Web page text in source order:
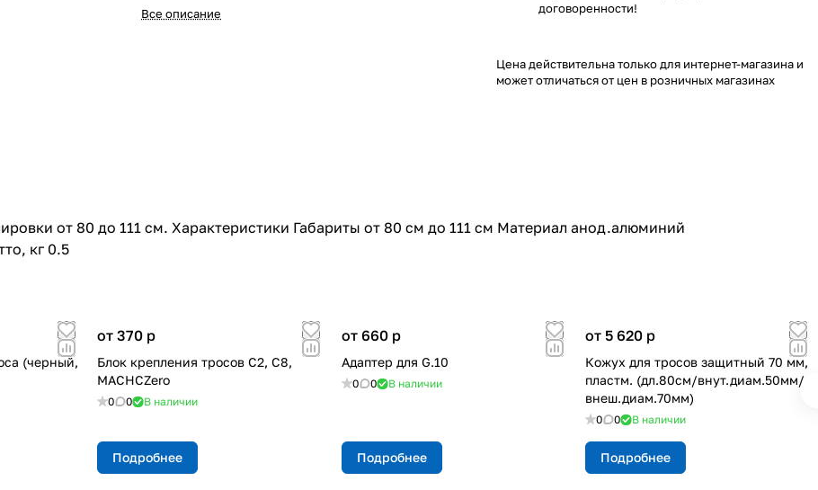
Все описание
договоренности!
Цена действительна только для интернет-магазина и
может отличаться от цен в розничных магазинах
от 80 до 111 см. Характеристики Габариты от 80 см до 111 см Материал анод.алюминий
кг 0.5
(черный,
от 370 p
Блок крепления тросов C2, C8,
MACHCZero
0 0 В наличии
Подробнее
от 660 p
Адаптер для G.10
0 0 В наличии
Подробнее
от 5 620 p
Кожух для тросов защитный 70 мм,
пластм. (дл.80см/внут.диам.50мм/
внеш.диам.70мм)
0 0 В наличии
Подробнее